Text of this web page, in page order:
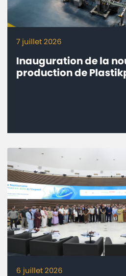
7 juillet 2026
Inauguration de la
production de
6 juillet 2026